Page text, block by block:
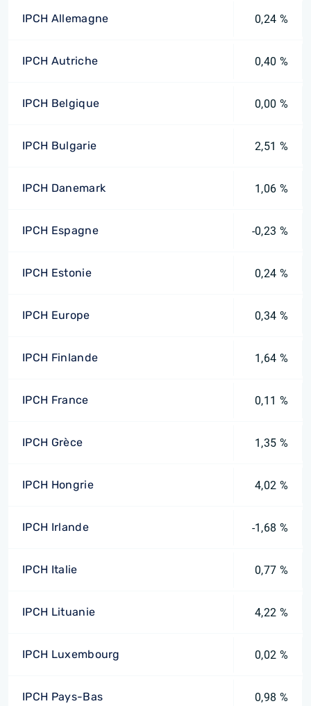
IPCH Allemagne 0,24 %
IPCH Autriche 0,40 %
IPCH Belgique 0,00 %
IPCH Bulgarie 2,51 %
IPCH Danemark 1,06 %
IPCH Espagne -0,23 %
IPCH Estonie 0,24 %
IPCH Europe 0,34 %
IPCH Finlande 1,64 %
IPCH France 0,11 %
IPCH Grèce 1,35 %
IPCH Hongrie 4,02 %
IPCH Irlande -1,68 %
IPCH Italie 0,77 %
IPCH Lituanie 4,22 %
IPCH Luxembourg 0,02 %
IPCH Pays-Bas 0,98 %